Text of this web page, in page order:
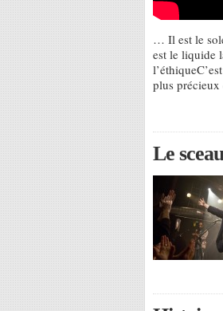
… Il est le
est le liquide
plus
Le